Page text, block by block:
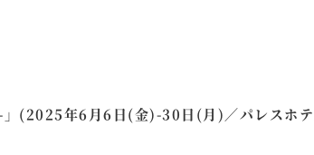
-」(2025年6月6日(金)-30日(月)／パレス